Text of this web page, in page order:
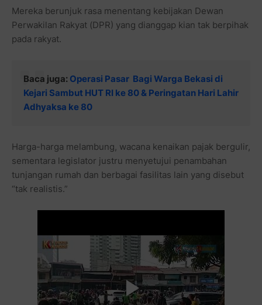
Mereka berunjuk rasa menentang kebijakan Dewan
Perwakilan Rakyat (DPR) yang dianggap kian tak berpihak
pada rakyat.
Baca juga: Operasi Pasar Bagi Warga Bekasi di
Kejari Sambut HUT RI ke 80 & Peringatan Hari Lahir
Adhyaksa ke 80
Harga-harga melambung, wacana kenaikan pajak bergulir,
sementara legislator justru menyetujui penambahan
tunjangan rumah dan berbagai fasilitas lain yang disebut
“tak realistis.”